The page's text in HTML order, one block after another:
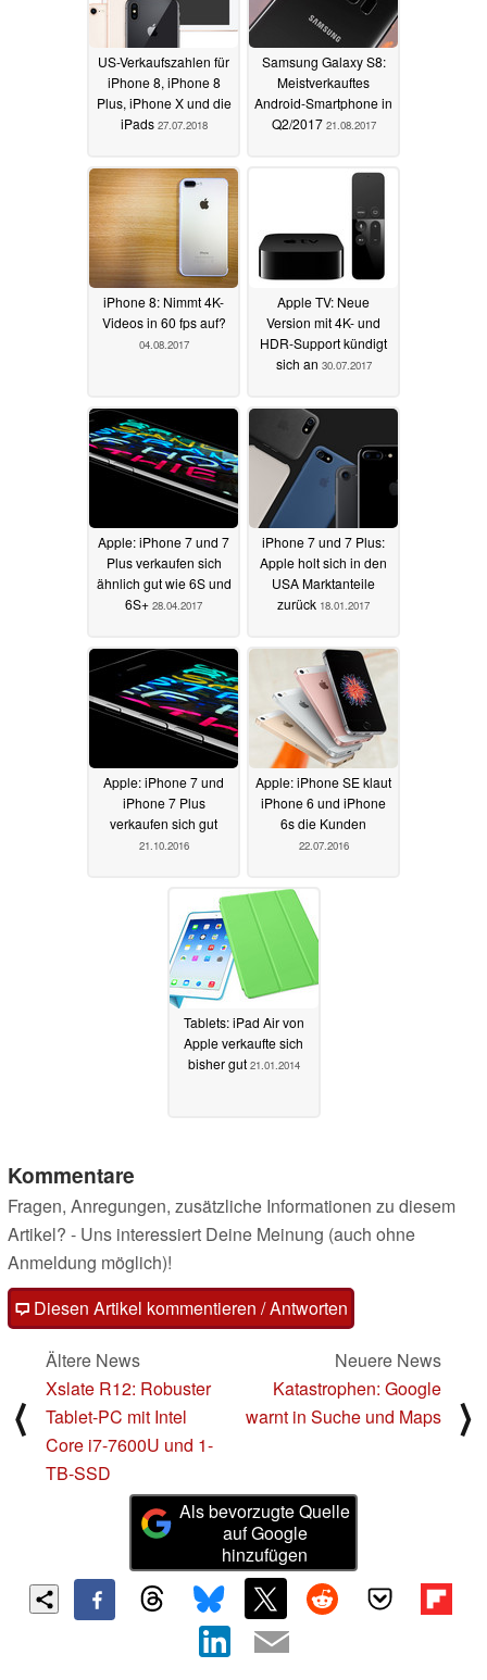
US-Verkaufszahlen für
iPhone 8, iPhone 8
Plus, iPhone X und die
iPads 27.07.2018
Samsung Galaxy S8:
Meistverkauftes
Android-Smartphone in
Q2/2017 21.08.2017
iPhone 8: Nimmt 4K-
Videos in 60 fps auf?
04.08.2017
Apple TV: Neue
Version mit 4K- und
HDR-Support kündigt
sich an 30.07.2017
Apple: iPhone 7 und 7
Plus verkaufen sich
ähnlich gut wie 6S und
6S+ 28.04.2017
iPhone 7 und 7 Plus:
Apple holt sich in den
USA Marktanteile
zurück 18.01.2017
Apple: iPhone 7 und
iPhone 7 Plus
verkaufen sich gut
21.10.2016
Apple: iPhone SE klaut
iPhone 6 und iPhone
6s die Kunden
22.07.2016
Tablets: iPad Air von
Apple verkaufte sich
bisher gut 21.01.2014
Kommentare
Fragen, Anregungen, zusätzliche Informationen zu diesem
Artikel? - Uns interessiert Deine Meinung (auch ohne
Anmeldung möglich)!
Diesen Artikel kommentieren / Antworten
⟨
Ältere News
Xslate R12: Robuster
Tablet-PC mit Intel
Core i7-7600U und 1-
TB-SSD
Neuere News
Katastrophen: Google
warnt in Suche und Maps
⟩
Als bevorzugte Quelle
auf Google
hinzufügen